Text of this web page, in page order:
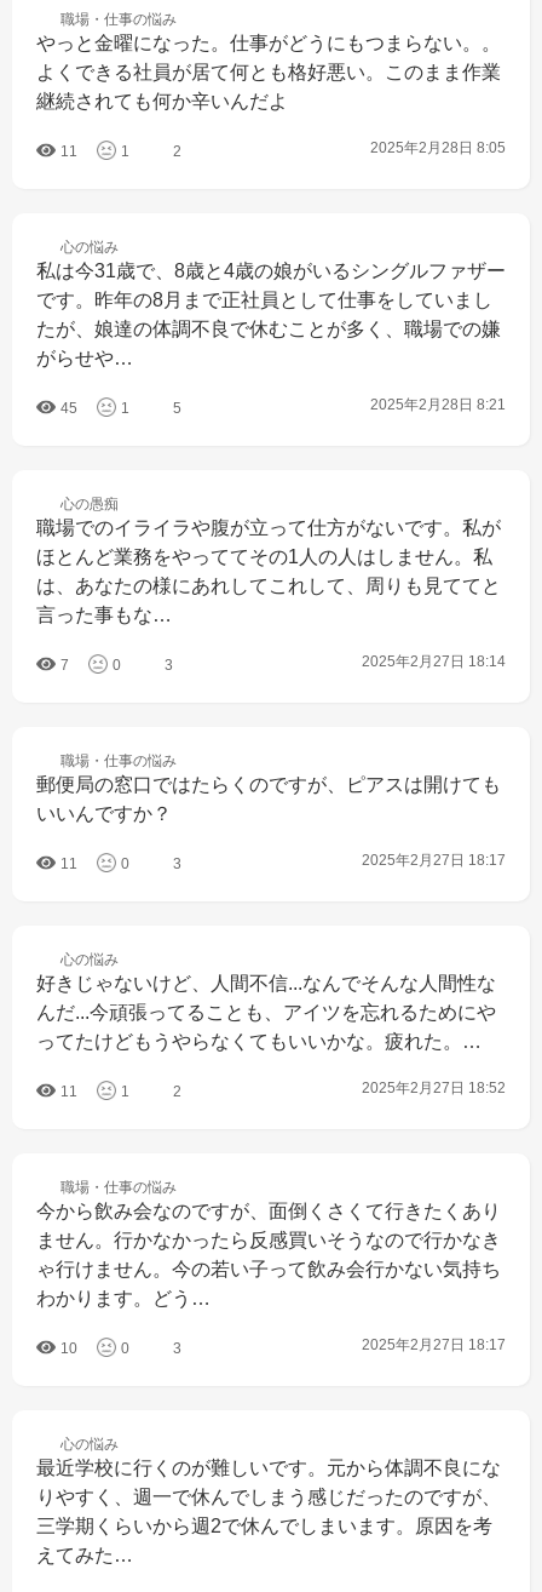
職場・仕事の悩み
やっと金曜になった。仕事がどうにもつまらない。。
よくできる社員が居て何とも格好悪い。このまま作業
継続されても何か辛いんだよ
11 1 2 2025年2月28日 8:05
心の悩み
私は今31歳で、8歳と4歳の娘がいるシングルファザー
です。昨年の8月まで正社員として仕事をしていまし
たが、娘達の体調不良で休むことが多く、職場での嫌
がらせや…
45 1 5 2025年2月28日 8:21
心の愚痴
職場でのイライラや腹が立って仕方がないです。私が
ほとんど業務をやっててその1人の人はしません。私
は、あなたの様にあれしてこれして、周りも見ててと
言った事もな…
7 0 3 2025年2月27日 18:14
職場・仕事の悩み
郵便局の窓口ではたらくのですが、ピアスは開けても
いいんですか？
11 0 3 2025年2月27日 18:17
心の悩み
好きじゃないけど、人間不信...なんでそんな人間性な
んだ...今頑張ってることも、アイツを忘れるためにや
ってたけどもうやらなくてもいいかな。疲れた。…
11 1 2 2025年2月27日 18:52
職場・仕事の悩み
今から飲み会なのですが、面倒くさくて行きたくあり
ません。行かなかったら反感買いそうなので行かなき
ゃ行けません。今の若い子って飲み会行かない気持ち
わかります。どう…
10 0 3 2025年2月27日 18:17
心の悩み
最近学校に行くのが難しいです。元から体調不良にな
りやすく、週一で休んでしまう感じだったのですが、
三学期くらいから週2で休んでしまいます。原因を考
えてみた…